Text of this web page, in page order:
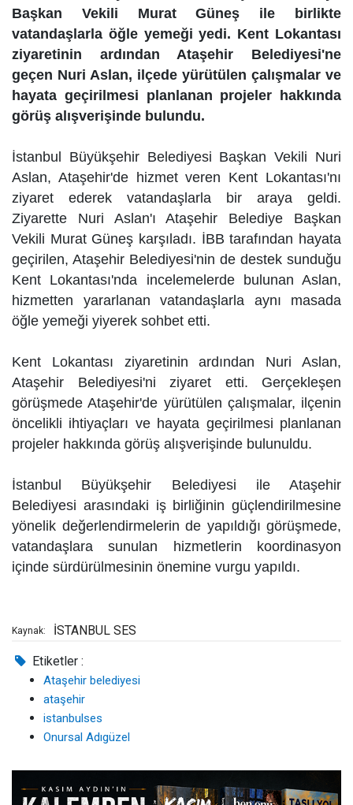
Başkan Vekili Murat Güneş ile birlikte
vatandaşlarla öğle yemeği yedi. Kent Lokantası
ziyaretinin ardından Ataşehir Belediyesi'ne
geçen Nuri Aslan, ilçede yürütülen çalışmalar ve
hayata geçirilmesi planlanan projeler hakkında
görüş alışverişinde bulundu.
İstanbul Büyükşehir Belediyesi Başkan Vekili Nuri
Aslan, Ataşehir'de hizmet veren Kent Lokantası'nı
ziyaret ederek vatandaşlarla bir araya geldi.
Ziyarette Nuri Aslan'ı Ataşehir Belediye Başkan
Vekili Murat Güneş karşıladı. İBB tarafından hayata
geçirilen, Ataşehir Belediyesi'nin de destek sunduğu
Kent Lokantası'nda incelemelerde bulunan Aslan,
hizmetten yararlanan vatandaşlarla aynı masada
öğle yemeği yiyerek sohbet etti.
Kent Lokantası ziyaretinin ardından Nuri Aslan,
Ataşehir Belediyesi'ni ziyaret etti. Gerçekleşen
görüşmede Ataşehir'de yürütülen çalışmalar, ilçenin
öncelikli ihtiyaçları ve hayata geçirilmesi planlanan
projeler hakkında görüş alışverişinde bulunuldu.
İstanbul Büyükşehir Belediyesi ile Ataşehir
Belediyesi arasındaki iş birliğinin güçlendirilmesine
yönelik değerlendirmelerin de yapıldığı görüşmede,
vatandaşlara sunulan hizmetlerin koordinasyon
içinde sürdürülmesinin önemine vurgu yapıldı.
Kaynak: İSTANBUL SES
Etiketler :
Ataşehir belediyesi
ataşehir
istanbulses
Onursal Adıgüzel